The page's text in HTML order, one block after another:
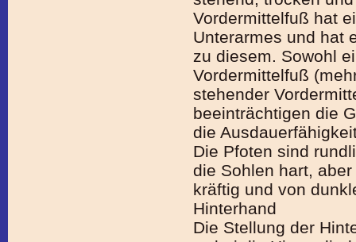
Vordermittelfuß hat
Unterarmes und hat
zu diesem. Sowohl
Vordermittelfuß
stehender
beeinträchtigen die
die
Die Pfoten sind
die Sohlen hart,
kräftig und von
Hinterhand
Die Stellung der